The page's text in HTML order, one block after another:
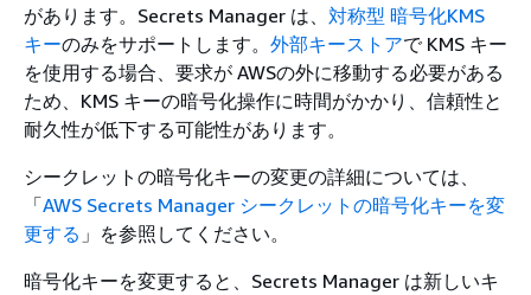
があります。Secrets Manager は、 対称型 暗号化KMS
キーのみをサポートします。 外部キーストアで KMS キー
を使用する場合、要求が AWSの外に移動する必要がある
ため、KMS キーの暗号化操作に時間がかかり、信頼性と
耐久性が低下する可能性があります。
シークレットの暗号化キーの変更の詳細については、
「AWS Secrets Manager シークレットの暗号化キーを変
更する 」を参照してください。
暗号化キーを変更すると、Secrets Manager は新しいキ